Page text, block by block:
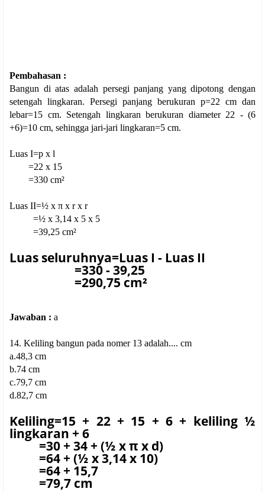
Pembahasan :
Bangun di atas adalah persegi panjang yang dipotong dengan
setengah lingkaran. Persegi panjang berukuran p=22 cm dan
lebar=15 cm. Setengah lingkaran berukuran diameter 22 - (6
+6)=10 cm, sehingga jari-jari lingkaran=5 cm.
Luas I=p x l
=22 x 15
=330 cm²
Luas II=½ x π x r x r
=½ x 3,14 x 5 x 5
=39,25 cm²
Luas seluruhnya=Luas I - Luas II
=330 - 39,25
=290,75 cm²
Jawaban : a
14. Keliling bangun pada nomer 13 adalah.... cm
a.48,3 cm
b.74 cm
c.79,7 cm
d.82,7 cm
Keliling=15 + 22 + 15 + 6 + keliling ½
lingkaran + 6
=30 + 34 + (½ x π x d)
=64 + (½ x 3,14 x 10)
=64 + 15,7
=79,7 cm